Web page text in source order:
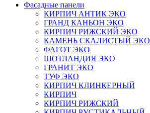
Фасадные панели
КИРПИЧ АНТИК ЭКО
ГРАНД КАНЬОН ЭКО
КИРПИЧ РИЖСКИЙ ЭКО
КАМЕНЬ СКАЛИСТЫЙ ЭКО
ФАГОТ ЭКО
ШОТЛАНДИЯ ЭКО
ГРАНИТ ЭКО
ТУФ ЭКО
КИРПИЧ КЛИНКЕРНЫЙ
КИРПИЧ
КИРПИЧ РИЖСКИЙ